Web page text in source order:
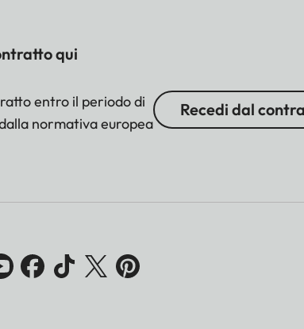
qui
entro il periodo di
normativa europea
Recedi dal